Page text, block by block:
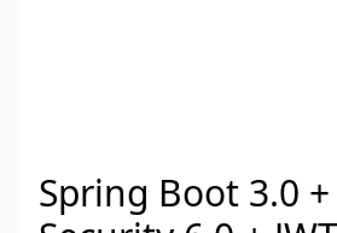
Spring Boot 3.0